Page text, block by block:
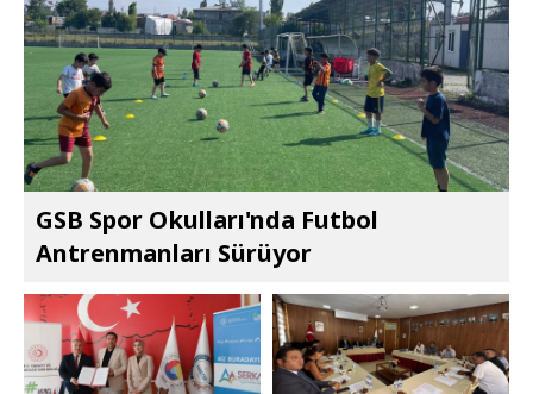
GSB Spor Okulları'nda Futbol
Antrenmanları Sürüyor